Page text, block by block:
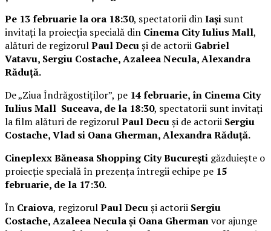
Pe 13 februarie la ora 18:30, spectatorii dinIași sunt
invitați la proiecția specială din Cinema City Iulius Mall,
alături de regizorulPaul Decuși de actorii Gabriel
Vatavu, Sergiu Costache, Azaleea Necula, Alexandra
Răduță.
De „Ziua Îndrăgostiților”, pe 14 februarie, în Cinema City
Iulius Mall Suceava, de la 18:30, spectatorii sunt invitați
la film alături de regizorulPaul Decuși de actorii Sergiu
Costache, Vlad si Oana Gherman, Alexandra Răduță.
Cineplexx Băneasa Shopping City București găzduiește o
proiecție specială în prezența întregii echipe pe 15
februarie, de la 17:30.
În Craiova, regizorulPaul Decuși actorii Sergiu
Costache, Azaleea Necula și Oana Ghermanvor ajunge